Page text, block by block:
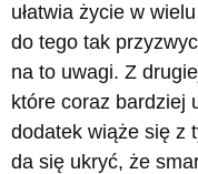
ułatwia życie w
do tego tak
na to uwagi. Z
które coraz bardziej
dodatek wiąże się z
da się ukryć, że